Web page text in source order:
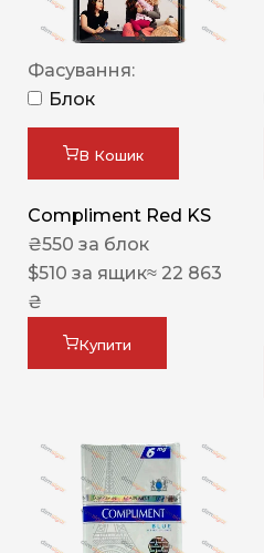
Фасування:
Блок
В Кошик
Compliment Red KS
₴550 за блок
$510 за ящик≈ 22 863
₴
Купити